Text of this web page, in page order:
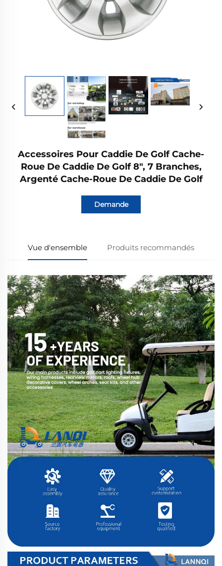
Accessoires Pour Caddie De Golf Cache-
Roue De Caddie De Golf 8", 7 Branches,
Argenté Cache-Roue De Caddie De Golf
Demande
Vue d'ensemble Produits recommandés